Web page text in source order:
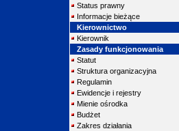
Status prawny
Informacje bieżące
Kierownictwo
Kierownik
Zasady funkcjonowania
Statut
Struktura organizacyjna
Regulamin
Ewidencje i rejestry
Mienie ośrodka
Budżet
Zakres działania